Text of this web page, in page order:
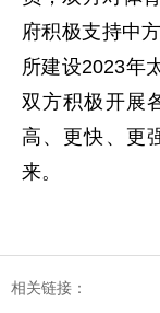
府积极支持中
所建设2023年
双方积极开展
高、更快、更
来。
相关链接：